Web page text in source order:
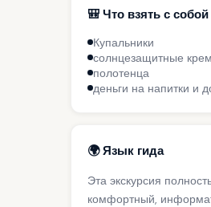
🎒 Что взять с собой
Купальники
солнцезащитные
полотенца
деньги на напитки и
🌍 Язык гида
Эта экскурсия
комфортный,